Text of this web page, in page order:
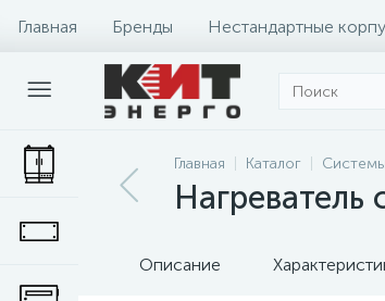
Главная Бренды Нестандартные
Главная Каталог
Описание